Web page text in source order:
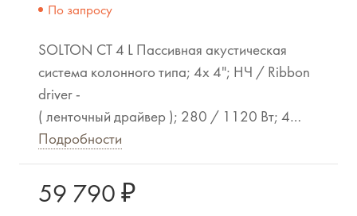
По запросу
SOLTON CT 4 L Пассивная акустическая
система колонного типа; 4x 4"; НЧ / Ribbon
driver -
( ленточный драйвер ); 280 / 1120 Вт; 4
Ома; 100 Гц - 20 кГц; Мах SPL: 122 dB;
Дисперсия: 120° х 15°; Кроссовер: 2,5 кГц;
Разъёмы: 1 x NL4, Pins 1+/1-;
цвет ЧЁРНЫЙ; Габариты (WxHxD, мм): 140 x
Подробности
59 790 ₽